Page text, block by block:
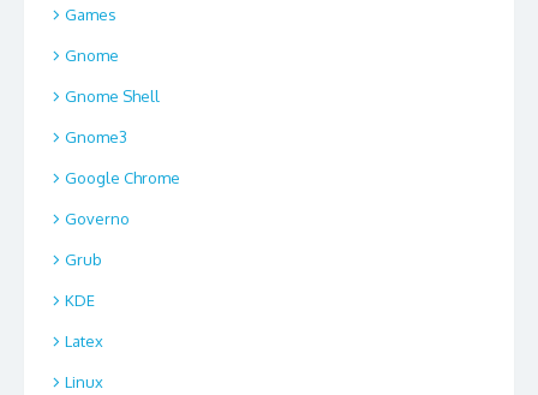
Games
Gnome
Gnome Shell
Gnome3
Google Chrome
Governo
Grub
KDE
Latex
Linux